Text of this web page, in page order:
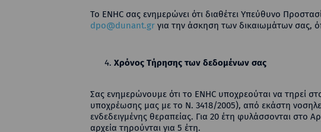
Το ENHC σας ενημερώνει ότι διαθέτει Υπεύθυνο
dpo@dunant.gr για την άσκηση των δικαιωμάτων σας,
Χρόνος Τήρησης των δεδομένων σας
Σας ενημερώνουμε ότι το ENHC υποχρεούται να τηρεί
υποχρέωσης μας με το Ν. 3418/2005), από εκάστη
ενδεδειγμένης θεραπείας. Για 20 έτη φυλάσσονται στο
αρχεία τηρούνται για 5 έτη.